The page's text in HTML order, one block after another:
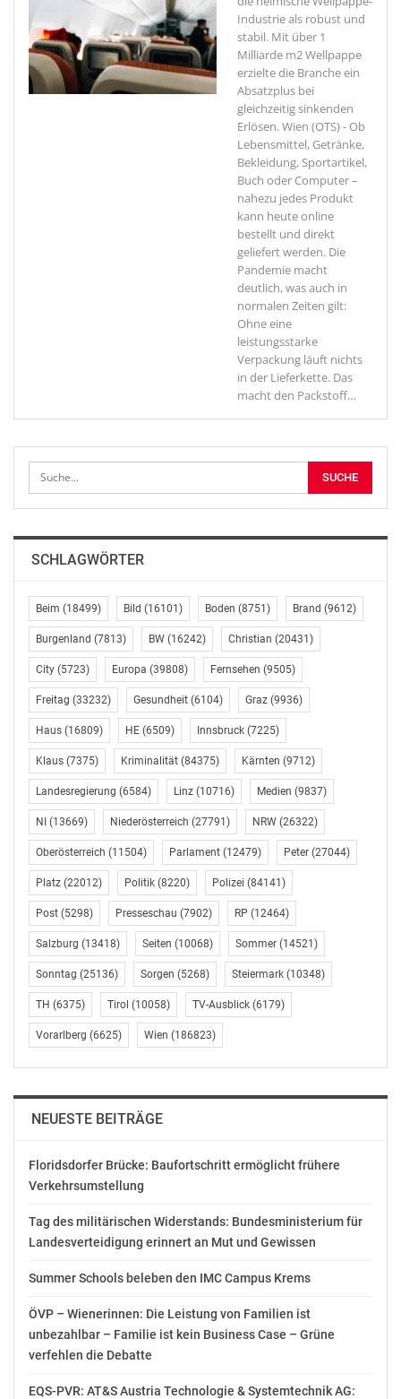
Industrie als robust und
stabil. Mit über 1
Milliarde m2 Wellpappe
erzielte die Branche ein
Absatzplus bei
gleichzeitig sinkenden
Erlösen.Wien (OTS) - Ob
Lebensmittel, Getränke,
Bekleidung, Sportartikel,
Buch oder Computer –
nahezu jedes Produkt
kann heute online
bestellt und direkt
geliefert werden. Die
Pandemie macht
deutlich, was auch in
normalen Zeiten gilt:
Ohne eine
leistungsstarke
Verpackung läuft nichts
in der Lieferkette. Das
macht den Packstoff…
SCHLAGWÖRTER
Beim (18499) Bild (16101) Boden (8751) Brand (9612)
Burgenland (7813) BW (16242) Christian (20431)
City (5723) Europa (39808) Fernsehen (9505)
Freitag (33232) Gesundheit (6104) Graz (9936)
Haus (16809) HE (6509) Innsbruck (7225)
Klaus (7375) Kriminalität (84375) Kärnten (9712)
Landesregierung (6584) Linz (10716) Medien (9837)
NI (13669) Niederösterreich (27791) NRW (26322)
Oberösterreich (11504) Parlament (12479) Peter (27044)
Platz (22012) Politik (8220) Polizei (84141)
Post (5298) Presseschau (7902) RP (12464)
Salzburg (13418) Seiten (10068) Sommer (14521)
Sonntag (25136) Sorgen (5268) Steiermark (10348)
TH (6375) Tirol (10058) TV-Ausblick (6179)
Vorarlberg (6625) Wien (186823)
NEUESTE BEITRÄGE
Floridsdorfer Brücke: Baufortschritt ermöglicht frühere
Verkehrsumstellung
Tag des militärischen Widerstands: Bundesministerium für
Landesverteidigung erinnert an Mut und Gewissen
Summer Schools beleben den IMC Campus Krems
ÖVP – Wienerinnen: Die Leistung von Familien ist
unbezahlbar – Familie ist kein Business Case – Grüne
verfehlen die Debatte
EQS-PVR: AT&S Austria Technologie & Systemtechnik AG: